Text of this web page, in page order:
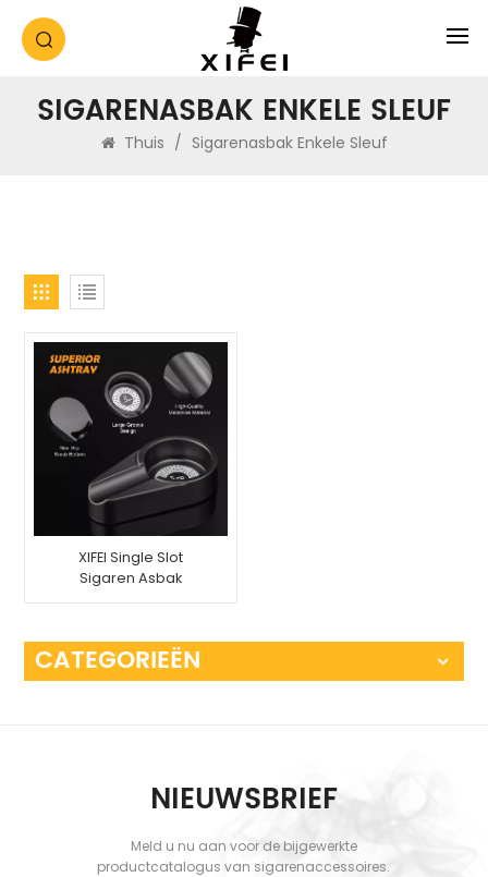
SIGARENASBAK ENKELE SLEUF
Thuis / Sigarenasbak Enkele Sleuf
XIFEI Single Slot
Sigaren Asbak
Kunststof
CATEGORIEËN
NIEUWSBRIEF
Meld u nu aan voor de bijgewerkte
productcatalogus van sigarenaccessoires.